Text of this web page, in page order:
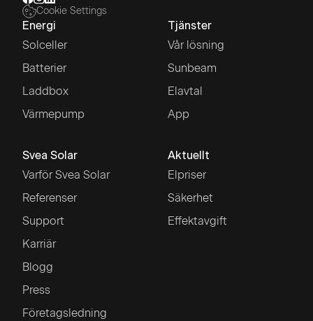
Cookie Settings
Energi
Solceller
Batterier
Laddbox
Värmepump
Tjänster
Vår lösning
Sunbeam
Elavtal
App
Svea Solar
Varför Svea Solar
Referenser
Support
Karriär
Blogg
Press
Företagsledning
Aktuellt
Elpriser
Säkerhet
Effektavgift